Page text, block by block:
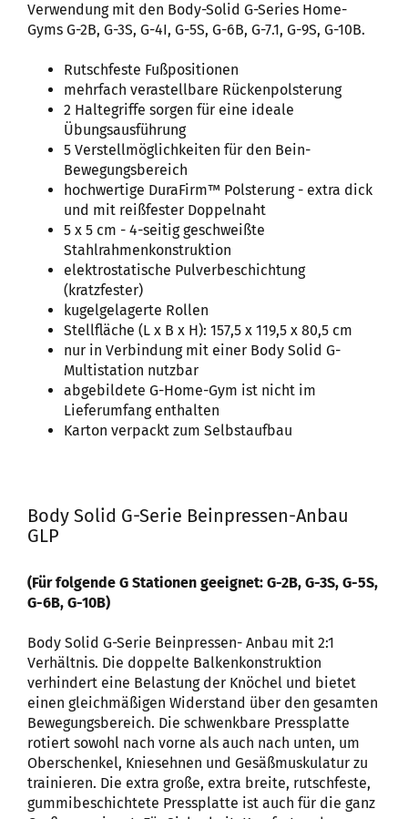
Verwendung mit den Body-Solid G-Series Home-
Gyms G-2B, G-3S, G-4I, G-5S, G-6B, G-7.1, G-9S, G-10B.
Rutschfeste Fußpositionen
mehrfach verastellbare Rückenpolsterung
2 Haltegriffe sorgen für eine ideale
Übungsausführung
5 Verstellmöglichkeiten für den Bein-
Bewegungsbereich
hochwertige DuraFirm™ Polsterung - extra dick
und mit reißfester Doppelnaht
5 x 5 cm - 4-seitig geschweißte
Stahlrahmenkonstruktion
elektrostatische Pulverbeschichtung
(kratzfester)
kugelgelagerte Rollen
Stellfläche (L x B x H): 157,5 x 119,5 x 80,5 cm
nur in Verbindung mit einer Body Solid G-
Multistation nutzbar
abgebildete G-Home-Gym ist nicht im
Lieferumfang enthalten
Karton verpackt zum Selbstaufbau
Body Solid G-Serie Beinpressen-Anbau
GLP
(Für folgende G Stationen geeignet: G-2B, G-3S, G-5S,
G-6B, G-10B)
Body Solid G-Serie Beinpressen- Anbau mit 2:1
Verhältnis. Die doppelte Balkenkonstruktion
verhindert eine Belastung der Knöchel und bietet
einen gleichmäßigen Widerstand über den gesamten
Bewegungsbereich. Die schwenkbare Pressplatte
rotiert sowohl nach vorne als auch nach unten, um
Oberschenkel, Kniesehnen und Gesäßmuskulatur zu
trainieren. Die extra große, extra breite, rutschfeste,
gummibeschichtete Pressplatte ist auch für die ganz